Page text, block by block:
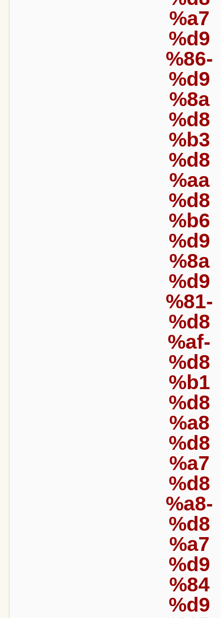
%a7
%d9
%86-
%d9
%8a
%d8
%b3
%d8
%aa
%d8
%b6
%d9
%8a
%d9
%81-
%d8
%af-
%d8
%b1
%d8
%a8
%d8
%a7
%d8
%a8-
%d8
%a7
%d9
%84
%d9